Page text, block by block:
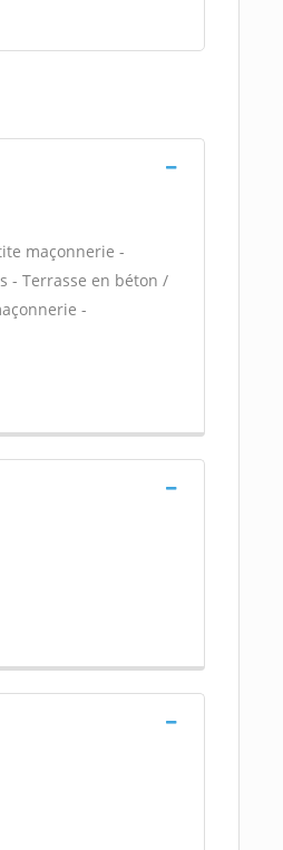
maçonnerie -
- Terrasse en béton /
-